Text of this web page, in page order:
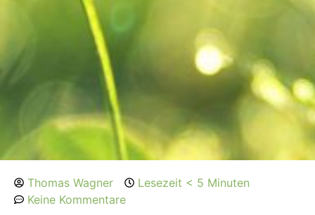
Thomas Wagner
Lesezeit < 5 Minuten
Keine Kommentare